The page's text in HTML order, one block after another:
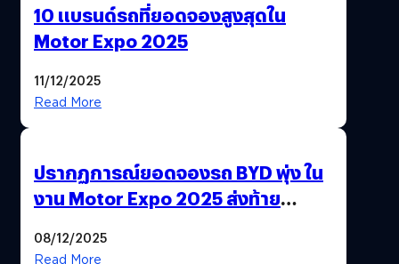
10 แบรนด์รถที่ยอดจองสูงสุดใน
Motor Expo 2025
11/12/2025
Read More
ปรากฏการณ์ยอดจองรถ BYD พุ่ง ใน
งาน Motor Expo 2025 ส่งท้าย
08/12/2025
Read More